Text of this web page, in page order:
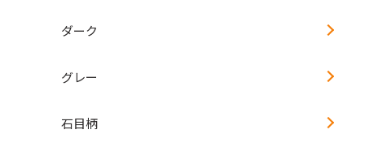
ダーク
グレー
石目柄